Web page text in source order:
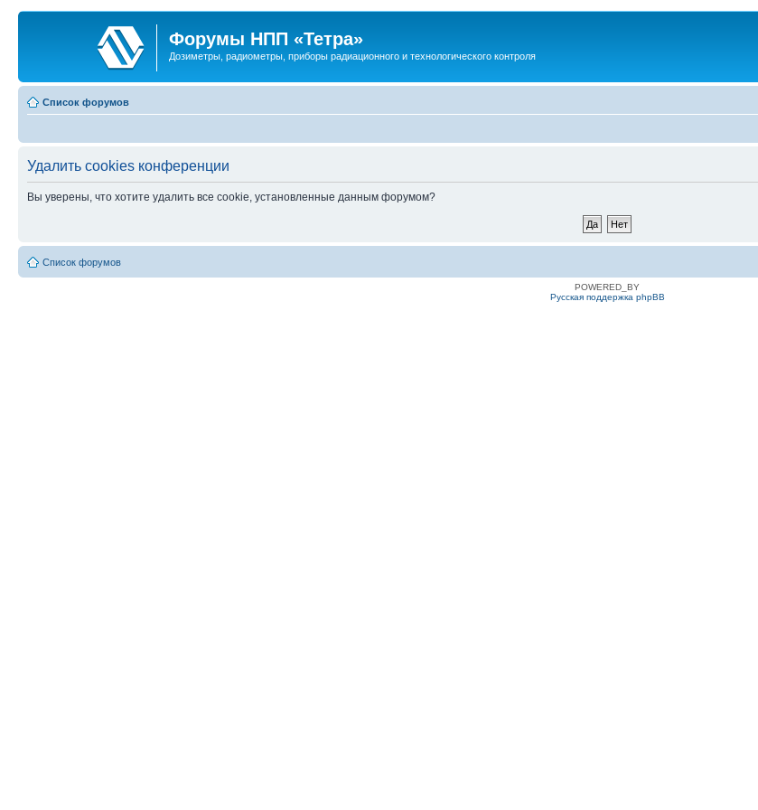
Форумы НПП «Тетра»
Дозиметры, радиометры, приборы радиационного и технологического контроля
Список форумов
Удалить cookies конференции
Вы уверены, что хотите удалить все cookie, установленные данным форумом?
Список форумов
POWERED_BY
Русская поддержка phpBB